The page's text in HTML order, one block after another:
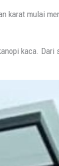
karat mulai
kaca. Dari